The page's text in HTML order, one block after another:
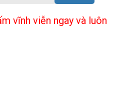
vĩnh viễn ngay và luôn